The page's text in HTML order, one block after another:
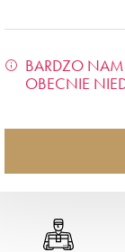
BARDZO NAM
OBECNIE